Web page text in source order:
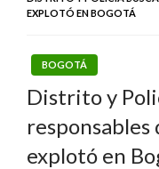
EXPLOTÓ EN BOGOTÁ
BOGOTÁ
Distrito y
explotó en